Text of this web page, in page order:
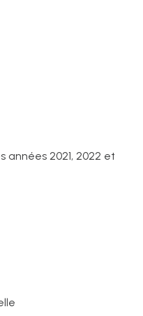
années 2021, 2022 et